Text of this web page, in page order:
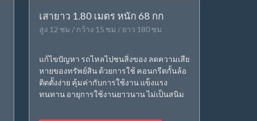
เสายาว 1.80 เมตร หนัก 68 กก
สูง 12 ซม / กว้าง 15 ซม / ยาว 180 ซม
แก้ไขปัญหา รถไหลไปชนสิ่งของ ลดความเสีย
หายของทรัพย์สิน ด้วยการใช้ คอนกรีตกั้นล้อ
ติดตั้งง่าย คุ้มค่ากับการใช้งาน แข็งแรง
ทนทาน อายุการใช้งานยาวนาน ไม่เป็นสนิม